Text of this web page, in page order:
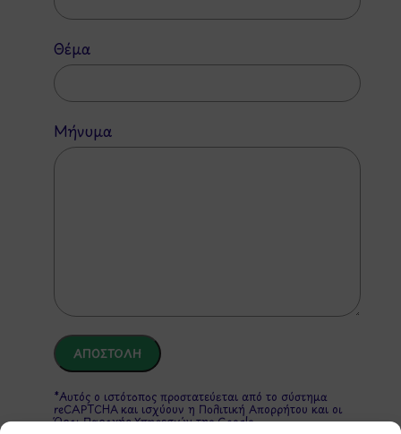
Θέμα
Μήνυμα
*Αυτός ο ιστότοπος προστατεύεται από το σύστημα
reCAPTCHA και ισχύουν η Πολιτική Απορρήτου και οι
Όροι Παροχής Υπηρεσιώντης Google.